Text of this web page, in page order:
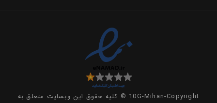
10G-Mihan-Copyright © کلیه حقوق این وبسایت متعلق به